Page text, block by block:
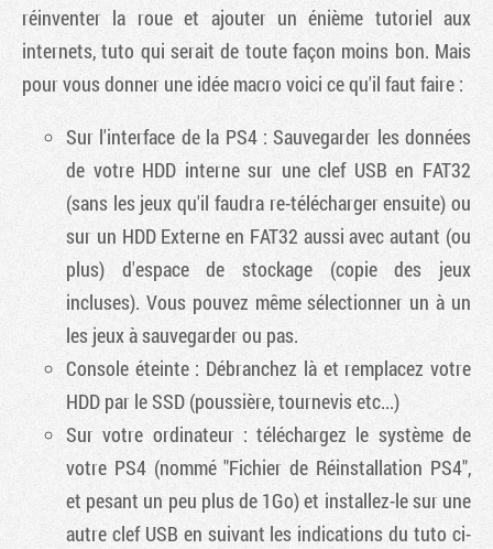
réinventer la roue et ajouter un énième tutoriel aux
internets, tuto qui serait de toute façon moins bon. Mais
pour vous donner une idée macro voici ce qu'il faut faire :
Sur l'interface de la PS4 : Sauvegarder les données
de votre HDD interne sur une clef USB en FAT32
(sans les jeux qu'il faudra re-télécharger ensuite) ou
sur un HDD Externe en FAT32 aussi avec autant (ou
plus) d'espace de stockage (copie des jeux
incluses). Vous pouvez même sélectionner un à un
les jeux à sauvegarder ou pas.
Console éteinte : Débranchez là et remplacez votre
HDD par le SSD (poussière, tournevis etc...)
Sur votre ordinateur : téléchargez le système de
votre PS4 (nommé "Fichier de Réinstallation PS4",
et pesant un peu plus de 1Go) et installez-le sur une
autre clef USB en suivant les indications du tuto ci-